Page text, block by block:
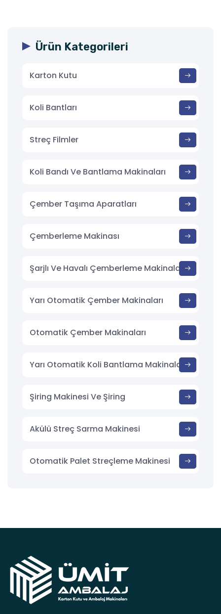
Ürün Kategorileri
Karton Kutu
Koli Bantları
Streç Filmler
Koli Bandı Ve Bantlama Makinaları
Çember Taşıma Aparatları
Çemberleme Makinası
Şarjlı Ve Havalı Çemberleme Makinaları
Yarı Otomatik Çember Makinaları
Otomatik Çember Makinaları
Yarı Otomatik Koli Bantlama Makinaları
Şiring Makinesi Ve Şiring
Akülü Streç Sarma Makinesi
Otomatik Palet Streçleme Makinesi